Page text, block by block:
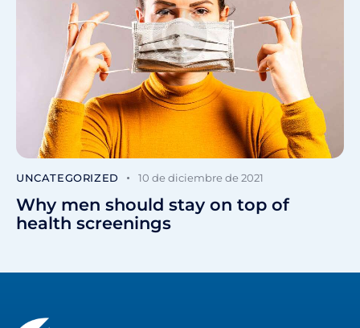
UNCATEGORIZED 10 de diciembre de 2021
Why men should stay on top of
health screenings